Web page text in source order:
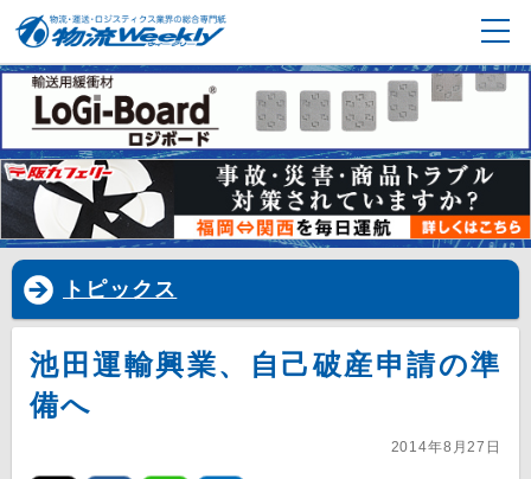
トピックス
池田運輸興業、自己破産申請の準
備へ
2014年8月27日